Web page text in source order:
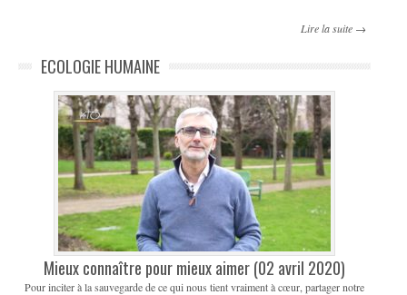
Lire la suite →
ECOLOGIE HUMAINE
Mieux connaître pour mieux aimer (02 avril 2020)
Pour inciter à la sauvegarde de ce qui nous tient vraiment à cœur, partager notre